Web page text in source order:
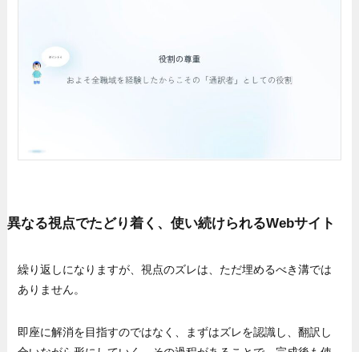
異なる視点でたどり着く、使い続けられるWebサイト
繰り返しになりますが、視点のズレは、ただ埋めるべき溝では
ありません。
即座に解消を目指すのではなく、まずはズレを認識し、翻訳し